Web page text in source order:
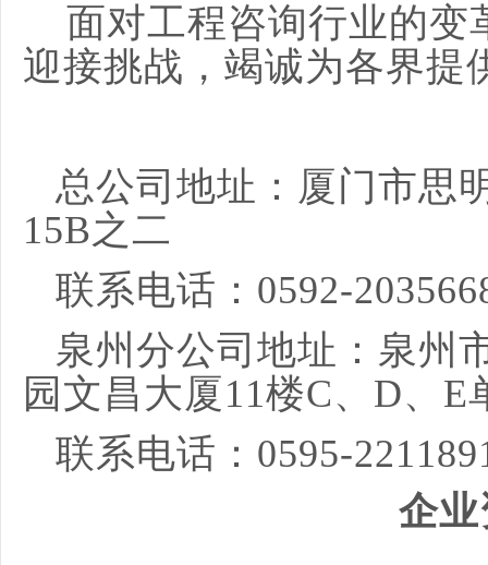
面对工程咨询行业的
迎接挑战，竭诚为各界提
总公司地址：厦门市思
15B之二
联系电话： 0592-
泉州分公司地址：泉州
园文昌大厦 11楼C、D、E
联系电话： 0595-
企